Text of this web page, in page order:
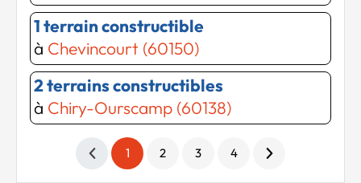
1 terrain constructible
à Chevincourt (60150)
2 terrains constructibles
à Chiry-Ourscamp (60138)
1 2 3 4